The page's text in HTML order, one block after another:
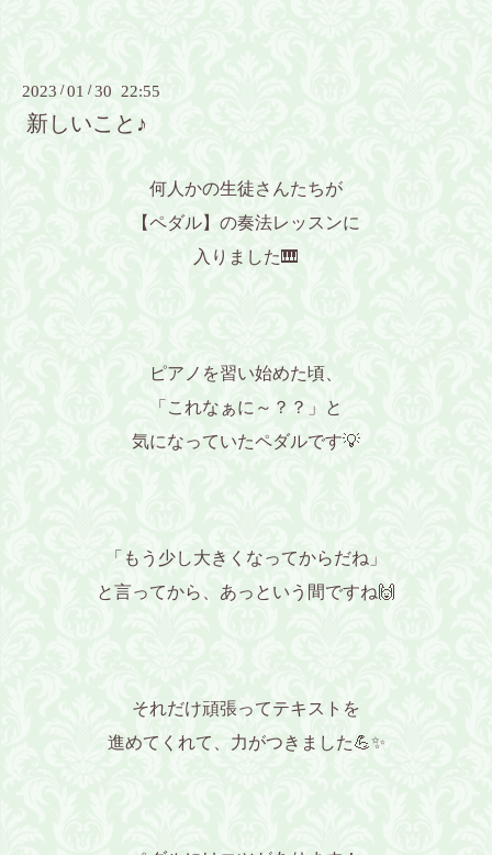
2023 /01 /30 22:55
新しいこと♪
何人かの生徒さんたちが
【ペダル】の奏法レッスンに
入りました🎹
ピアノを習い始めた頃、
「これなぁに～？？」と
気になっていたペダルです💡
「もう少し大きくなってからだね」
と言ってから、あっという間ですね🙌
それだけ頑張ってテキストを
進めてくれて、力がつきました💪✨